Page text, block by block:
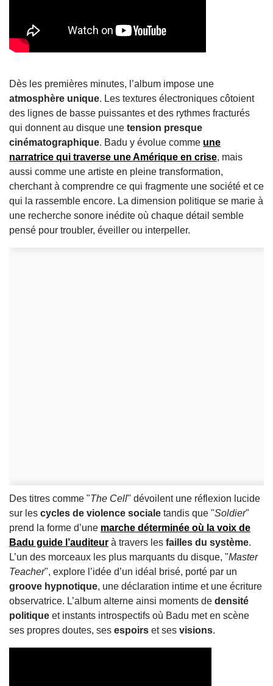
Dès les premières minutes, l’album impose une
atmosphère unique. Les textures électroniques côtoient
des lignes de basse puissantes et des rythmes fracturés
qui donnent au disque une tension presque
cinématographique. Badu y évolue comme une
narratrice qui traverse uneAmérique en crise, mais
aussi comme une artiste en pleine transformation,
cherchant à comprendre ce qui fragmente une société et ce
qui la rassemble encore. La dimension politique se marie à
une recherche sonore inédite où chaque détail semble
pensé pour troubler, éveiller ou interpeller.
Des titres comme "The Cell" dévoilent une réflexion lucide
sur les cycles de violence sociale tandis que "Soldier"
prend la forme d’une marche déterminée où la voix de
Badu guide l’auditeur à travers les failles du système.
L’un des morceaux les plus marquants du disque, "Master
Teacher", explore l’idée d’un idéal brisé, porté par un
groove hypnotique, une déclaration intime et une écriture
observatrice. L’album alterne ainsi moments de densité
politique et instants introspectifs où Badu met en scène
ses propres doutes, ses espoirs et ses visions.